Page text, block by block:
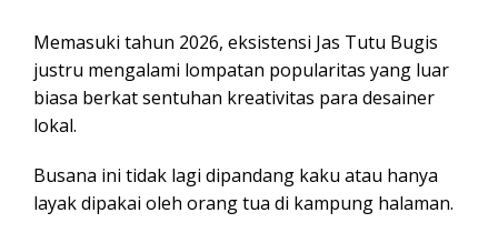
Memasuki tahun 2026, eksistensi Jas Tutu Bugis
justru mengalami lompatan popularitas yang luar
biasa berkat sentuhan kreativitas para desainer
lokal.
Busana ini tidak lagi dipandang kaku atau hanya
layak dipakai oleh orang tua di kampung halaman.